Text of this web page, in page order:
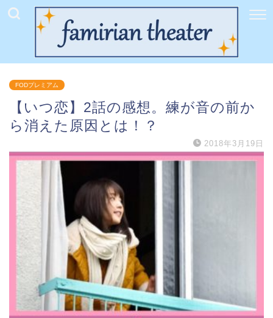
FODプレミアム
【いつ恋】2話の感想。練が音の前か
ら消えた原因とは！？
2018年3月19日